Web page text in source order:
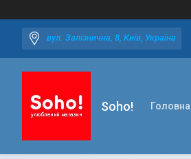
вул. Залізнична, 8, Київ, Україна
Soho! Головна